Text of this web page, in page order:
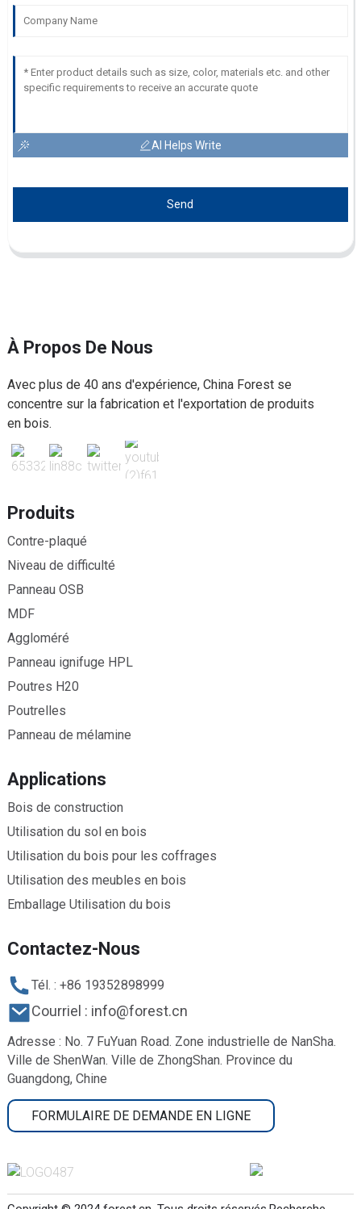
AI Helps Write
Send
À Propos De Nous
Avec plus de 40 ans d'expérience, China Forest se
concentre sur la fabrication et l'exportation de produits
en bois.
Produits
Contre-plaqué
Niveau de difficulté
Panneau OSB
MDF
Aggloméré
Panneau ignifuge HPL
Poutres H20
Poutrelles
Panneau de mélamine
Applications
Bois de construction
Utilisation du sol en bois
Utilisation du bois pour les coffrages
Utilisation des meubles en bois
Emballage Utilisation du bois
Contactez-Nous
Tél. : +86 19352898999
Courriel : info@forest.cn
Adresse : No. 7 FuYuan Road. Zone industrielle de NanSha.
Ville de ShenWan. Ville de ZhongShan. Province du
Guangdong, Chine
FORMULAIRE DE DEMANDE EN LIGNE